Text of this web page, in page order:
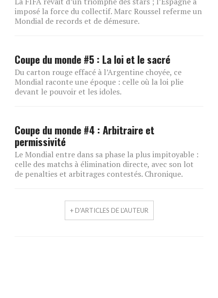
imposé la force du collectif. Marc Roussel referme un
Mondial de records et de démesure.
Coupe du monde #5 : La loi et le sacré
Du carton rouge effacé à l’Argentine choyée, ce
Mondial raconte une époque : celle où la loi plie
devant le pouvoir et les idoles.
Coupe du monde #4 : Arbitraire et
permissivité
Le Mondial entre dans sa phase la plus impitoyable :
celle des matchs à élimination directe, avec son lot
de penalties et arbitrages contestés. Chronique.
+ D'ARTICLES DE L'AUTEUR